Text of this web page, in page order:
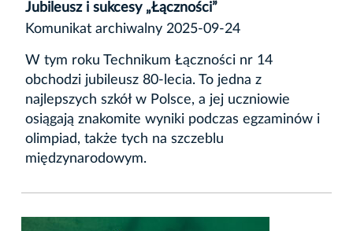
Jubileusz i sukcesy „Łączności”
Komunikat archiwalny 2025-09-24
W tym roku Technikum Łączności nr 14
obchodzi jubileusz 80-lecia. To jedna z
najlepszych szkół w Polsce, a jej uczniowie
osiągają znakomite wyniki podczas egzaminów i
olimpiad, także tych na szczeblu
międzynarodowym.